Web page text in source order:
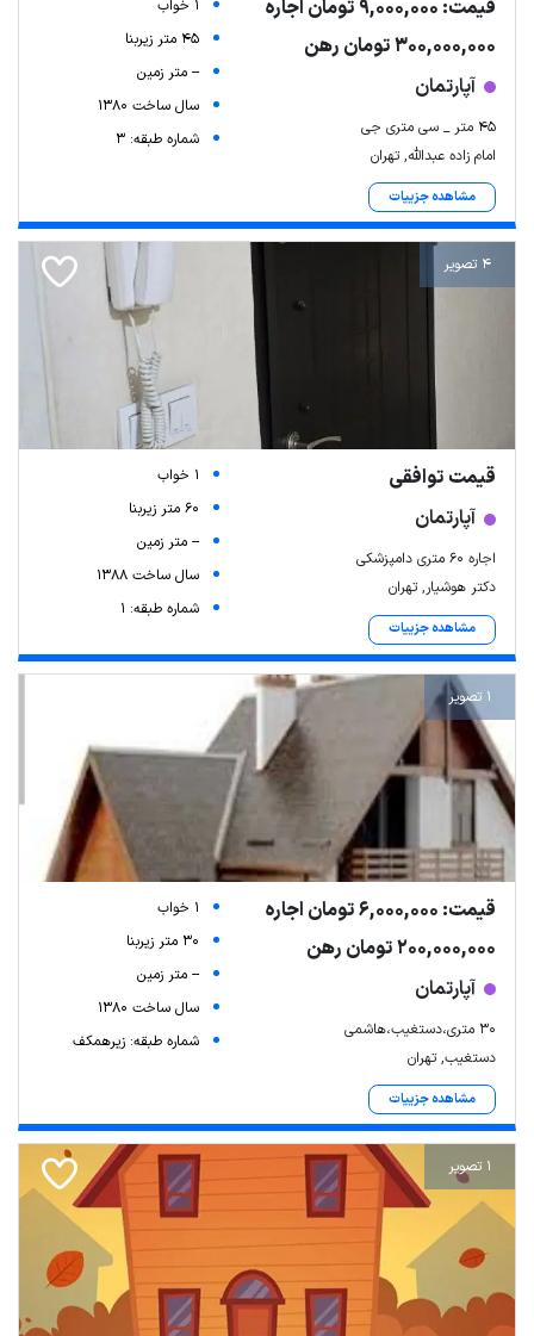
قیمت: 9,000,000 تومان اجاره
300,000,000 تومان رهن
آپارتمان
۴۵ متر _ سی متری جی
امام زاده عبدالله, تهران
مشاهده جزییات
1 خواب
45 متر زیربنا
-- متر زمین
سال ساخت 1380
شماره طبقه: 3
4 تصویر
قیمت توافقی
آپارتمان
اجاره ۶۰ متری دامپزشکی
دکتر هوشیار, تهران
مشاهده جزییات
1 خواب
60 متر زیربنا
-- متر زمین
سال ساخت 1388
شماره طبقه: 1
1 تصویر
قیمت: 6,000,000 تومان اجاره
200,000,000 تومان رهن
آپارتمان
۳۰ متری،دستغیب،هاشمی
دستغیب, تهران
مشاهده جزییات
1 خواب
30 متر زیربنا
-- متر زمین
سال ساخت 1380
شماره طبقه: زیرهمکف
1 تصویر